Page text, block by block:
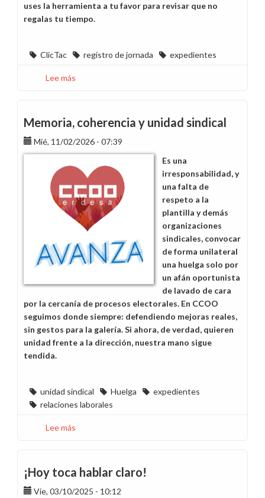
uses la herramienta a tu favor para revisar que no
regalas tu tiempo.
ClicTac registro de jornada expedientes
Lee más
permite
registrar
los
excesos
los
minutos
1
10
como
de
trabajo
efectivo
Memoria, coherencia y unidad sindical
Mié, 11/02/2026 - 07:39
Es una
irresponsabilidad, y
una falta de
respeto a la
plantilla y demás
organizaciones
sindicales, convocar
de forma unilateral
una huelga solo por
un afán oportunista
de lavado de cara
por la cercanía de procesos electorales. En CCOO
seguimos donde siempre: defendiendo mejoras reales,
sin gestos para la galería. Si ahora, de verdad, quieren
unidad frente a la dirección, nuestra mano sigue
tendida.
unidad sindical Huelga
expedientes
relaciones laborales
Lee más
unidad
sindical
¡Hoy toca hablar claro!
Vie, 03/10/2025 - 10:12